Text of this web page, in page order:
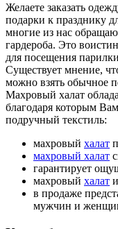
Желаете заказать
подарки к празднику
многие из нас
гардероба. Это
для посещения
Существует мнение,
можно взять обычное
Махровый халат
благодаря которым
подручный текстиль:
махровый халат
махровый халат
гарантирует
махровый халат
в продаже
мужчин и